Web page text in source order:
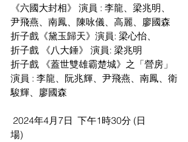
《六國大封相》 演員 : 李龍、梁兆明、
尹飛燕、南鳳、陳咏儀、高麗、廖國森
折子戲《黛玉歸天》演員: 梁心怡、
折子戲 《八大錘》 演員: 梁兆明
折子戲 《蓋世雙雄霸楚城》之「營房」
演員 : 李龍、阮兆輝、尹飛燕、南鳳、衛
駿輝、廖國森
2024年4月7日  下午1時30分 (日
場)